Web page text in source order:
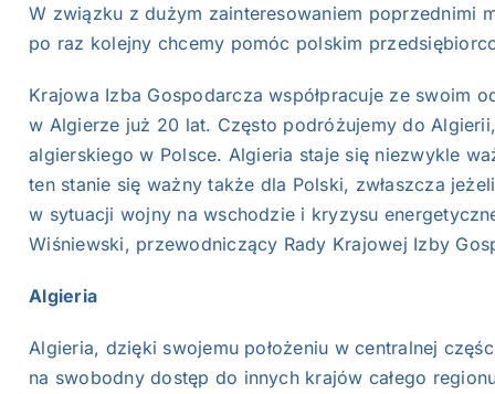
W związku z dużym zainteresowaniem poprzednimi
po raz kolejny chcemy pomóc polskim
Krajowa Izba Gospodarcza współpracuje ze swoim
w Algierze już 20 lat. Często podróżujemy do
algierskiego w Polsce. Algieria staje się niezwykle
ten stanie się ważny także dla Polski, zwłaszcza
w sytuacji wojny na wschodzie i kryzysu
Wiśniewski, przewodniczący Rady Krajowej Izby
Algieria
Algieria, dzięki swojemu położeniu w centralnej
na swobodny dostęp do innych krajów całego